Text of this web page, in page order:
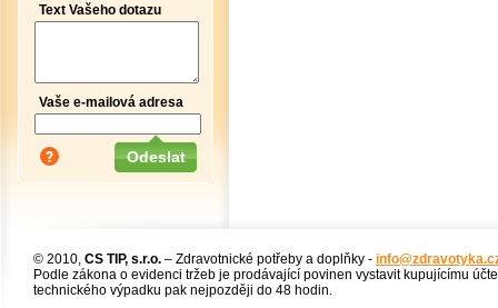
Text Vašeho dotazu
Vaše e-mailová adresa
© 2010, CS TIP, s.r.o. – Zdravotnické potřeby a doplňky -
Podle zákona o evidenci tržeb je prodávající povinen vystavit kupujícímu
technického výpadku pak nejpozději do 48 hodin.